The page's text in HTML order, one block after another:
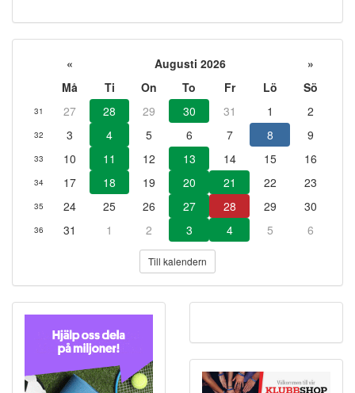
« Augusti 2026
»
Må
Ti On To Fr Lö Sö
31 27 28 29 30 31 1 2
32 3 4 5 6 7 8 9
33 10 11 12 13 14 15 16
34 17 18 19 20 21 22 23
35 24 25 26 27 28 29 30
36 31 1 2 3 4 5 6
Till kalendern